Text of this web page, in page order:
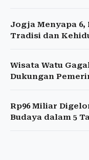
Jogja Menyapa
Tradisi dan
Wisata Watu
Dukungan
Rp96 Miliar
Budaya dalam 5